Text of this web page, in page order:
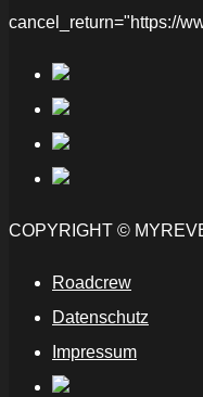
cancel_return="https://
COPYRIGHT ©
Roadcrew
Datenschutz
Impressum